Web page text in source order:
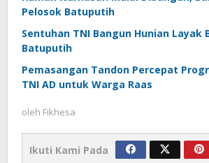
Pelosok Batuputih
Sentuhan TNI Bangun Hunian Layak
Batuputih
Pemasangan Tandon Percepat
TNI AD untuk Warga Raas
oleh Fikhesa
Ikuti Kami Pada